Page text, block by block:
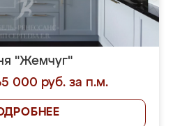
"Жемчуг"
000 руб. за п.м.